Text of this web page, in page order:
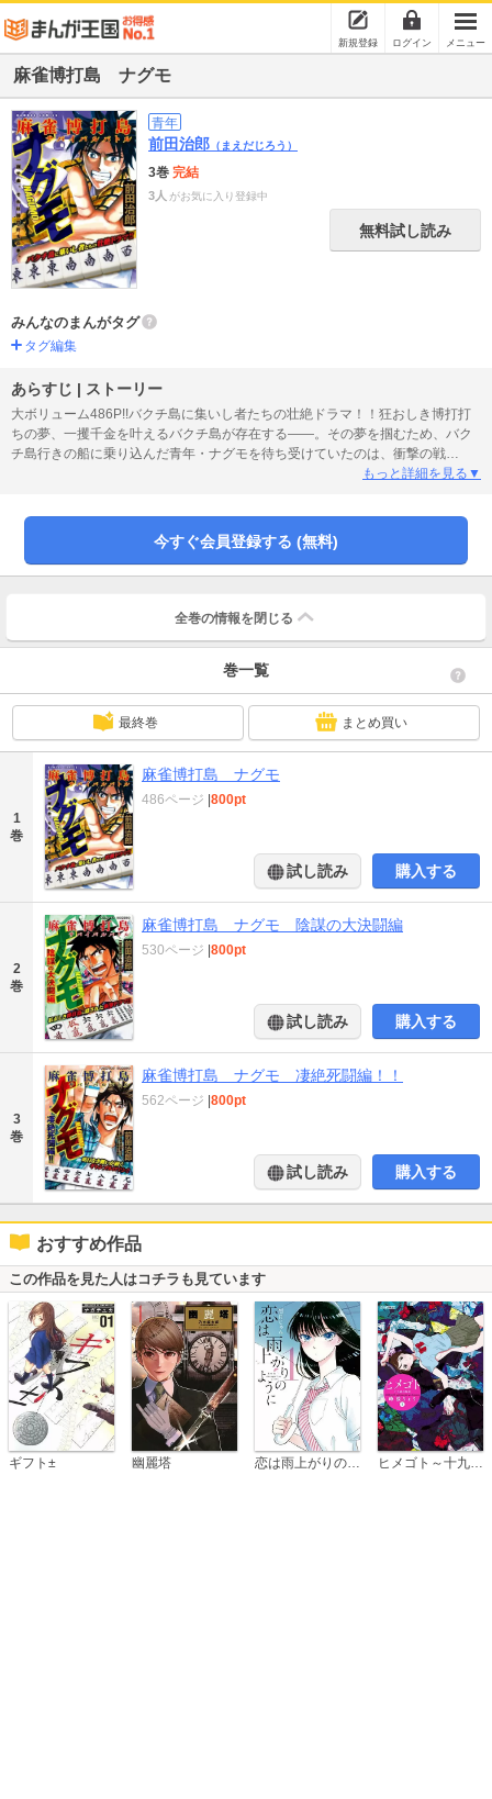
新規登録 ログイン メニュー
麻雀博打島 ナグモ
青年
前田治郎 （まえだじろう）
3巻 完結
3人 がお気に入り登録中
無料試し読み
みんなのまんがタグ
タグ編集
あらすじ | ストーリー
大ボリューム486P!!バクチ島に集いし者たちの壮絶ドラマ！！狂おしき博打打
ちの夢、一攫千金を叶えるバクチ島が存在する――。その夢を掴むため、バク
チ島行きの船に乗り込んだ青年・ナグモを待ち受けていたのは、衝撃の戦
い…、そして仕組まれた罠…。露わになるバクチ島の隠された陰謀がナグモを
もっと詳細を見る▼
今すぐ会員登録する (無料)
全巻の情報を 閉じる
巻一覧
最終巻 まとめ買い
1
巻
麻雀博打島 ナグモ
486ページ |800pt
試し読み 購入する
2
巻
麻雀博打島 ナグモ 陰謀の大決闘編
530ページ |800pt
試し読み 購入する
3
巻
麻雀博打島 ナグモ 凄絶死闘編！！
562ページ |800pt
試し読み 購入する
おすすめ作品
この作品を見た人はコチラも見ています
ギフト± 幽麗塔 ヒメゴト～十九歳の制服～